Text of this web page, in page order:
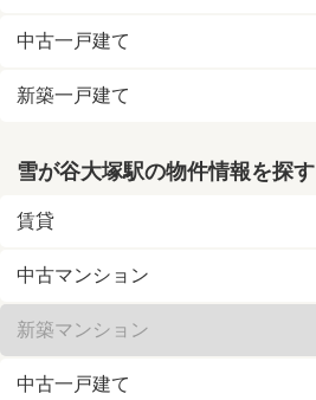
中古一戸建て
新築一戸建て
雪が谷大塚駅の物件情報を探す
賃貸
中古マンション
新築マンション
中古一戸建て